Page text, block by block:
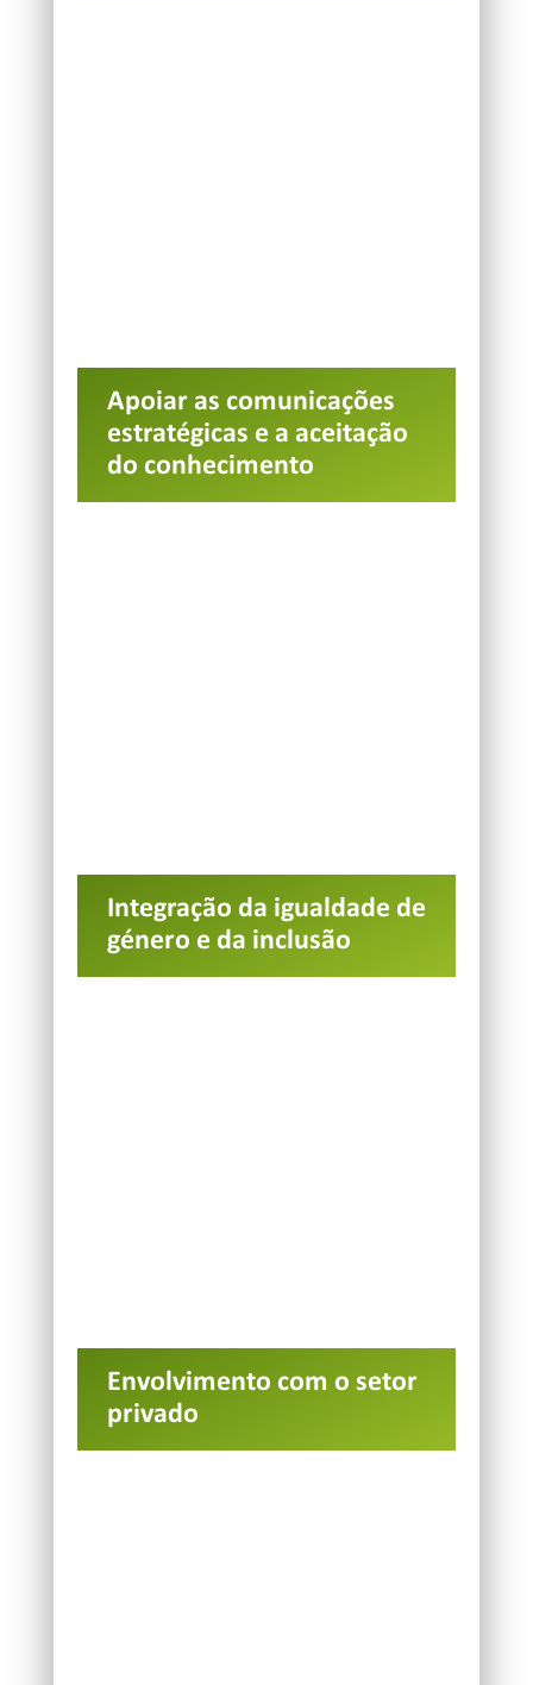
Apoiar as comunicações
estratégicas e a aceitação
do conhecimento
Integração da igualdade de
género e da inclusão
Envolvimento com o setor
privado